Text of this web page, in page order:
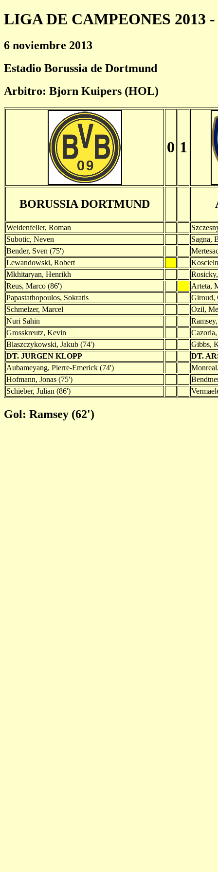
LIGA DE CAMPEONES 2013 -
6 noviembre 2013
Estadio Borussia de Dortmund
Arbitro: Bjorn Kuipers (HOL)
0 1
BORUSSIA DORTMUND
Weidenfeller, Roman
Subotic, Neven
Sagna,
Bender, Sven (75')
Lewandowski, Robert
Mkhitaryan, Henrikh
Reus, Marco (86')
Arteta,
Papastathopoulos, Sokratis
Giroud,
Schmelzer, Marcel
Ozil,
Nuri Sahin
Grosskreutz, Kevin
Blaszczykowski, Jakub (74')
Gibbs,
DT. JURGEN KLOPP
DT.
Aubameyang, Pierre-Emerick (74')
Hofmann, Jonas (75')
Schieber, Julian (86')
Gol: Ramsey (62')